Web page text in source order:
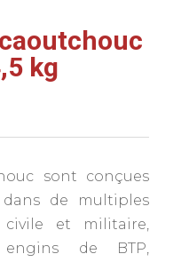
kg
sont conçues
de multiples
et militaire,
de BTP,